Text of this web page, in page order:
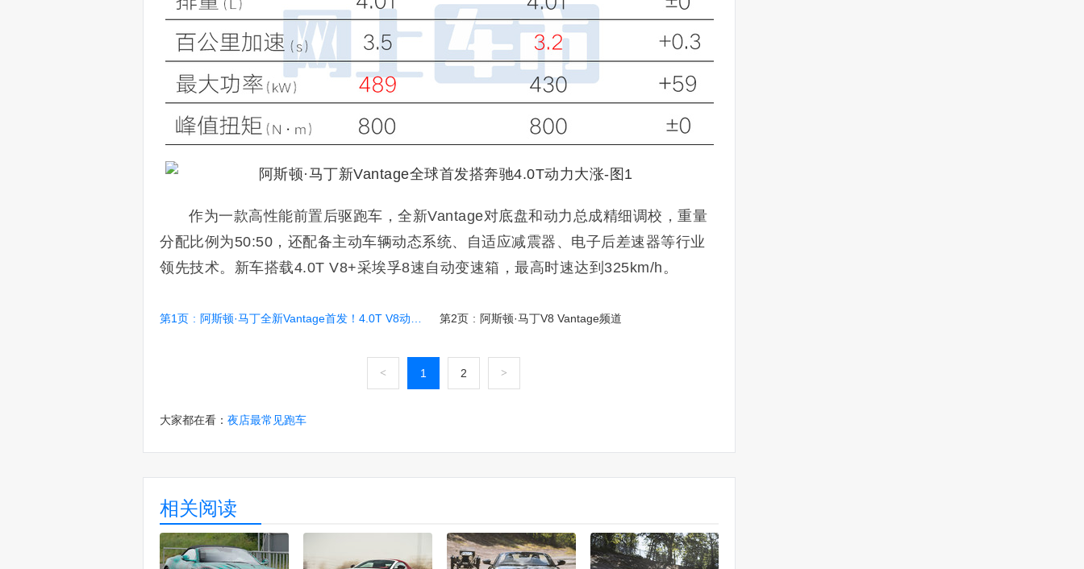
作为一款高性能前置后驱跑车，全新Vantage对底盘和动力总成精细调校，重量
分配比例为50:50，还配备主动车辆动态系统、自适应减震器、电子后差速器等行业
领先技术。新车搭载4.0T V8+采埃孚8速自动变速箱，最高时速达到325km/h。
第1页 : 阿斯顿·马丁全新Vantage首发！4.0T V8动力大幅提升 第2页 : 阿斯顿·马丁V8 Vantage频道
< 1 2 >
大家都在看： 夜店最常见跑车
相关阅读